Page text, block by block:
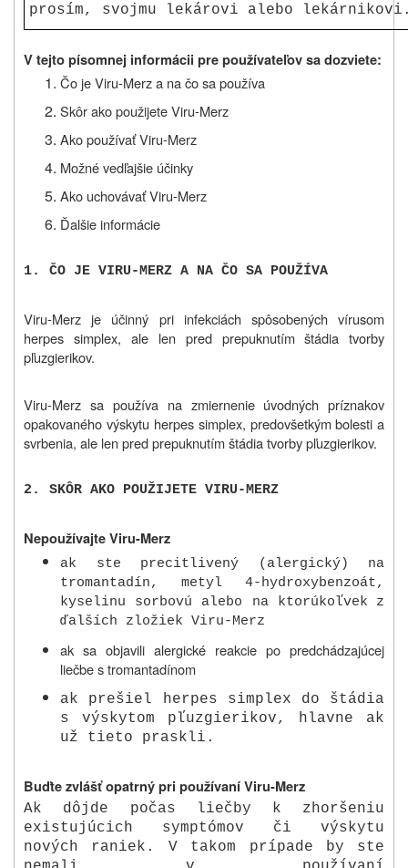
prosím, svojmu lekárovi alebo
V tejto písomnej informácii pre používateľov sa dozviete:
Čo je Viru-Merz a na čo sa používa
Skôr ako použijete Viru-Merz
Ako používať Viru-Merz
Možné vedľajšie účinky
Ako uchovávať Viru-Merz
Ďalšie informácie
1. ČO JE VIRU-MERZ A NA ČO SA POUŽÍVA
Viru-Merz je účinný pri infekciách spôsobených vírusom
herpes simplex, ale len pred prepuknutím štádia tvorby
pľuzgierikov.
Viru-Merz sa používa na zmiernenie úvodných príznakov
opakovaného výskytu herpes simplex, predovšetkým bolesti a
svrbenia, ale len pred prepuknutím štádia tvorby pľuzgierikov.
2. SKÔR AKO POUŽIJETE VIRU-MERZ
Nepoužívajte Viru-Merz
ak ste precitlivený (alergický) na
tromantadín, metyl 4-hydroxybenzoát,
kyselinu sorbovú alebo
na ktorúkoľvek z
ďalších zložiek Viru-Merz
ak sa objavili alergické reakcie po predchádzajúcej
liečbe s tromantadínom
ak prešiel herpes simplex do štádia
s výskytom pľuzgierikov, hlavne ak
už tieto praskli.
Buďte zvlášť opatrný pri používaní Viru-Merz
Ak dôjde počas liečby k zhoršeniu
existujúcich symptómov či výskytu
nových raniek. V takom prípade by ste